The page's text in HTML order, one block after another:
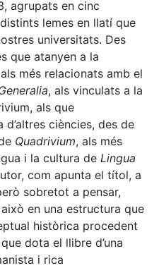
agrupats en cinc
lemes en llatí que
universitats. Des
que atanyen a la
més relacionats amb el
, als vinculats a la
als que
ciències, des de
Quadrivium, als més
i la cultura de Lingua
com apunta el títol, a
sobretot a pensar,
en una estructura que
històrica procedent
dota el llibre d’una
i rica